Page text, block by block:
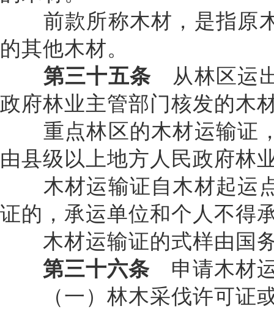
前款所称木材，是指原木
的其他木材。
第三十五条 从林区运
政府林业主管部门核发的木
重点林区的木材运输证，
由县级以上地方人民政府林
木材运输证自木材起运点
证的，承运单位和个人不得
木材运输证的式样由国务
第三十六条 申请木材
（一）林木采伐许可证或